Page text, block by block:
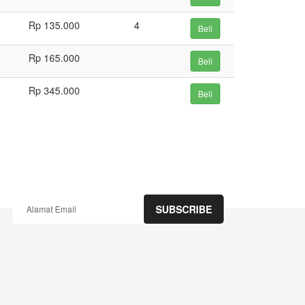
Rp 135.000 4 Beli
Rp 165.000 Beli
Rp 345.000 Beli
SUBSCRIBE